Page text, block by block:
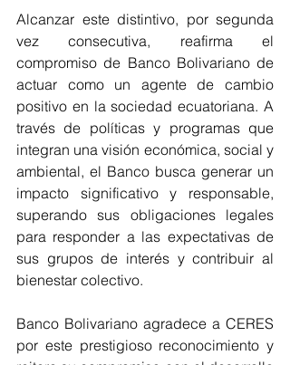
Alcanzar este distintivo, por segunda
vez consecutiva, reafirma el
compromiso de Banco Bolivariano de
actuar como un agente de cambio
positivo en la sociedad ecuatoriana. A
través de políticas y programas que
integran una visión económica, social y
ambiental, el Banco busca generar un
impacto significativo y responsable,
superando sus obligaciones legales
para responder a las expectativas de
sus grupos de interés y contribuir al
bienestar colectivo.
Banco Bolivariano agradece a CERES
por este prestigioso reconocimiento y